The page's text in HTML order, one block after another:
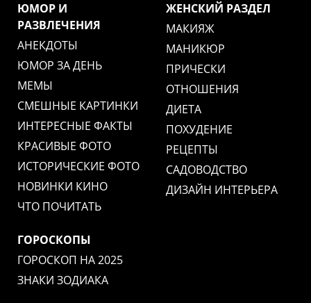
ЮМОР И
РАЗВЛЕЧЕНИЯ
АНЕКДОТЫ
ЮМОР ЗА ДЕНЬ
МЕМЫ
СМЕШНЫЕ КАРТИНКИ
ИНТЕРЕСНЫЕ ФАКТЫ
КРАСИВЫЕ ФОТО
ИСТОРИЧЕСКИЕ ФОТО
НОВИНКИ КИНО
ЧТО ПОЧИТАТЬ
ЖЕНСКИЙ РАЗДЕЛ
МАКИЯЖ
МАНИКЮР
ПРИЧЕСКИ
ОТНОШЕНИЯ
ДИЕТА
ПОХУДЕНИЕ
РЕЦЕПТЫ
САДОВОДСТВО
ДИЗАЙН ИНТЕРЬЕРА
ГОРОСКОПЫ
ГОРОСКОП НА 2025
ЗНАКИ ЗОДИАКА